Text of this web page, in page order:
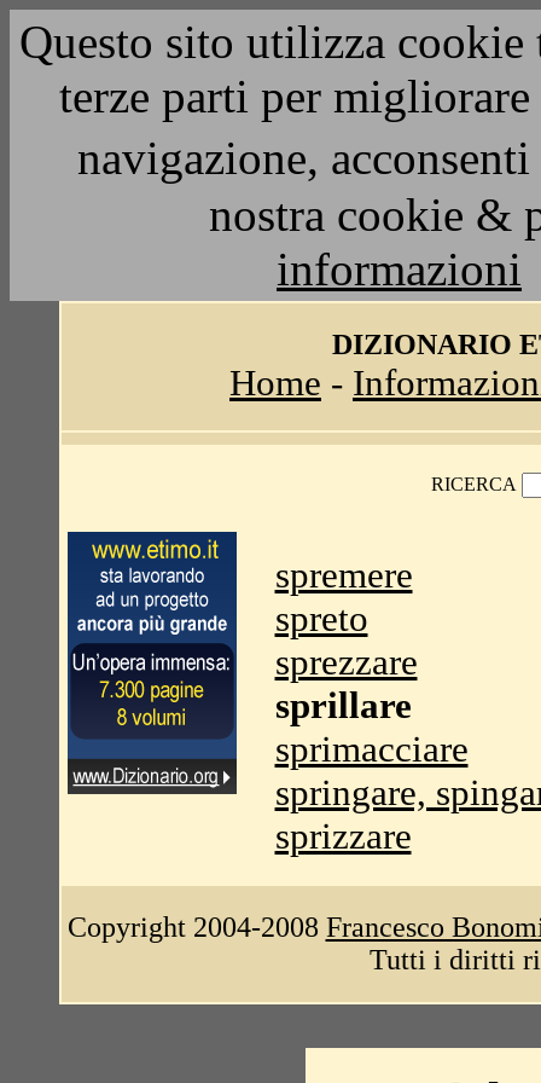
Questo sito utilizza
terze parti per
navigazione,
nostra cookie &
informazioni
DIZIONARIO
Home -
RICERCA
spremere
spreto
sprezzare
sprillare
sprimacciare
springare,
sprizzare
Copyright 2004-2008 Francesco
Tutti i diritti